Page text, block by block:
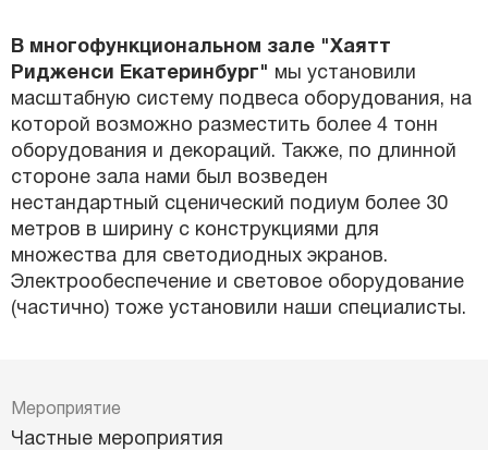
В многофункциональном зале "Хаятт
Ридженси Екатеринбург" мы установили
масштабную систему подвеса оборудования, на
которой возможно разместить более 4 тонн
оборудования и декораций. Также, по длинной
стороне зала нами был возведен
нестандартный сценический подиум более 30
метров в ширину с конструкциями для
множества для светодиодных экранов.
Электрообеспечение и световое оборудование
(частично) тоже установили наши специалисты.
Мероприятие
Частные мероприятия